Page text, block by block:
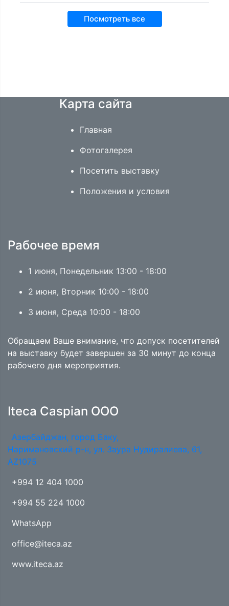
Посмотреть все
Карта сайта
Главная
Фотогалерея
Посетить выставку
Положения и условия
Рабочее время
1 июня, Понедельник 13:00 - 18:00
2 июня, Вторник 10:00 - 18:00
3 июня, Среда 10:00 - 18:00
Обращаем Ваше внимание, что допуск посетителей
на выставку будет завершен за 30 минут до конца
рабочего дня мероприятия.
Iteca Caspian OOO
Азербайджан, город Баку,
Наримановский р-н, ул. Заура Нудиралиева, 61,
AZ1075
+994 12 404 1000
+994 55 224 1000
WhatsApp
office@iteca.az
www.iteca.az